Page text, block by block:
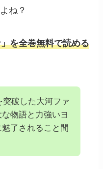
ね？
を全巻無料で読める
突破した大河ファ
物語と力強いヨ
了されること間